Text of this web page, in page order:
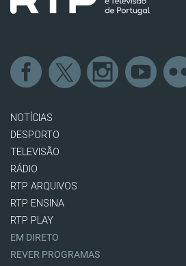
NOTÍCIAS
DESPORTO
TELEVISÃO
RÁDIO
RTP ARQUIVOS
RTP ENSINA
RTP PLAY
EM DIRETO
REVER PROGRAMAS